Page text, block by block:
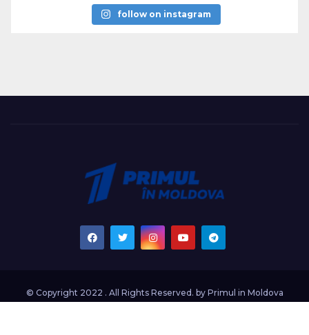
follow on instagram
© Copyright 2022 . All Rights Reserved. by Primul in Moldova